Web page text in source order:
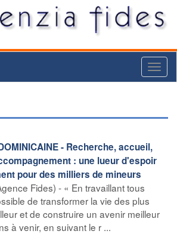
- Recherche, accueil,
: une lueur d'espoir
pour des milliers de mineurs
Fides) - « En travaillant tous
de transformer la vie des plus
et de construire un avenir meilleur
à venir, en suivant le r ...